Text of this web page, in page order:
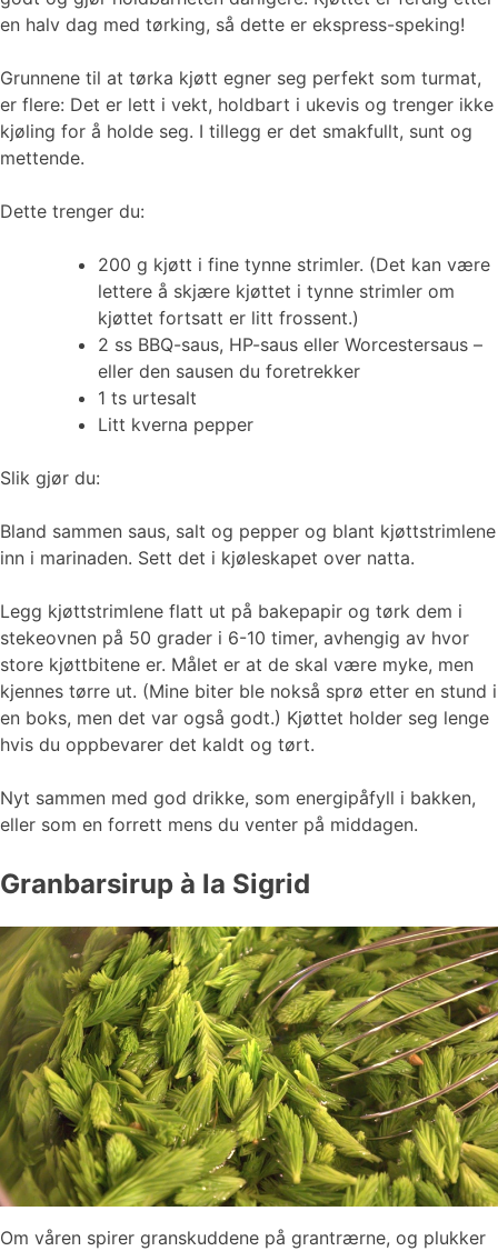
en halv dag med tørking, så dette er ekspress-speking!
Grunnene til at tørka kjøtt egner seg perfekt som turmat,
er flere: Det er lett i vekt, holdbart i ukevis og trenger ikke
kjøling for å holde seg. I tillegg er det smakfullt, sunt og
mettende.
Dette trenger du:
200 g kjøtt i fine tynne strimler. (Det kan være
lettere å skjære kjøttet i tynne strimler om
kjøttet fortsatt er litt frossent.)
2 ss BBQ-saus, HP-saus eller Worcestersaus –
eller den sausen du foretrekker
1 ts urtesalt
Litt kverna pepper
Slik gjør du:
Bland sammen saus, salt og pepper og blant kjøttstrimlene
inn i marinaden. Sett det i kjøleskapet over natta.
Legg kjøttstrimlene flatt ut på bakepapir og tørk dem i
stekeovnen på 50 grader i 6-10 timer, avhengig av hvor
store kjøttbitene er. Målet er at de skal være myke, men
kjennes tørre ut. (Mine biter ble nokså sprø etter en stund i
en boks, men det var også godt.) Kjøttet holder seg lenge
hvis du oppbevarer det kaldt og tørt.
Nyt sammen med god drikke, som energipåfyll i bakken,
eller som en forrett mens du venter på middagen.
Granbarsirup à la Sigrid
Om våren spirer granskuddene på grantrærne, og plukker